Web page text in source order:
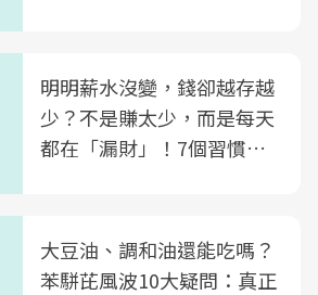
明明薪水沒變，錢卻越存越
少？不是賺太少，而是每天
都在「漏財」！7個習慣一
大豆油、調和油還能吃嗎？
苯駢芘風波10大疑問：真正